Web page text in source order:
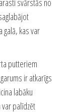
svārstās no
galā, kas var
putteriem
ir atkarīgs
labāku
palīdzēt